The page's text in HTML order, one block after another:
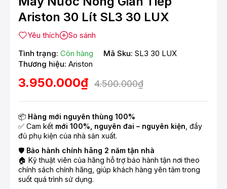
Ariston 30 Lít SL3 30 LUX
Yêu thích
So sánh
Tình trạng: Còn hàng Mã Sku: SL3 30 LUX
Thương hiệu: Ariston
3.950.000₫ 4.500.000₫
📦 Hàng mới nguyên thùng 100%
✅ Cam kết mới 100%, nguyên đai – nguyên kiện, đầy
đủ phụ kiện của nhà sản xuất.
🛡️ Bảo hành chính hãng 2 năm tận nhà
🏠 Kỹ thuật viên của hãng hỗ trợ bảo hành tận nơi theo
chính sách chính hãng, giúp khách hàng yên tâm trong
suốt quá trình sử dụng.